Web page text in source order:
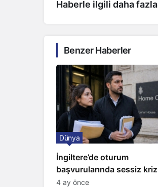
Haberle ilgili daha
Benzer Haberler
İngiltere’de oturum
başvurularında sessiz
Büyükelçilikten açıklama!
Dünya
4 ay önce